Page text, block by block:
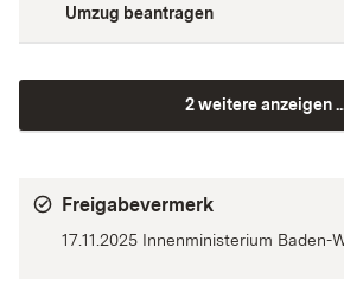
Umzug beantragen
2 weitere anzeigen
Freigabevermerk
17.11.2025 Innenministerium Baden-